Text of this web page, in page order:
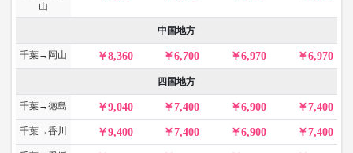
山
中国地方
千葉→岡山 8,360 6,700 6,970 6,970
四国地方
千葉→徳島 9,040 7,400 6,900 7,400
千葉→香川 9,400 7,400 6,900 7,400